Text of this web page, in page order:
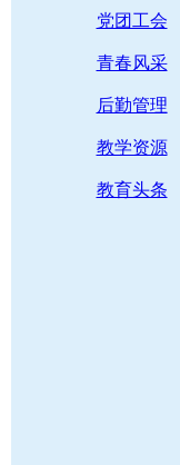
党团工会
青春风采
后勤管理
教学资源
教育头条